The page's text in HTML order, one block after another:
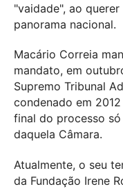
"vaidade", ao
panorama nacional.
Macário Correia
mandato, em
Supremo Tribunal
condenado em
final do processo
daquela Câmara.
Atualmente, o seu
da Fundação Irene